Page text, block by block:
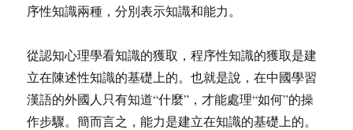
序性知識兩種，分別表示知識和能力。
從認知心理學看知識的獲取，程序性知識的獲取是建
立在陳述性知識的基礎上的。也就是說，在中國學習
漢語的外國人只有知道“什麼”，才能處理“如何”的操
作步驟。簡而言之，能力是建立在知識的基礎上的。